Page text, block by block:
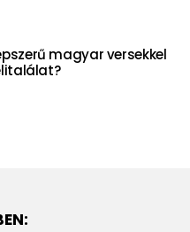
magyar versekkel